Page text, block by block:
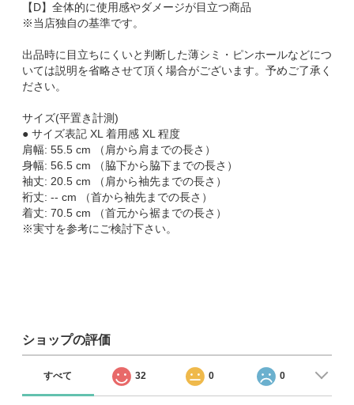
【D】全体的に使用感やダメージが目立つ商品
※当店独自の基準です。
出品時に目立ちにくいと判断した薄シミ・ピンホールなどにつ
いては説明を省略させて頂く場合がございます。予めご了承く
ださい。
サイズ(平置き計測)
● サイズ表記 XL 着用感 XL 程度
肩幅: 55.5 cm （肩から肩までの長さ）
身幅: 56.5 cm （脇下から脇下までの長さ）
袖丈: 20.5 cm （肩から袖先までの長さ）
裄丈: -- cm （首から袖先までの長さ）
着丈: 70.5 cm （首元から裾までの長さ）
※実寸を参考にご検討下さい。
ショップの評価
すべて 32 0 0